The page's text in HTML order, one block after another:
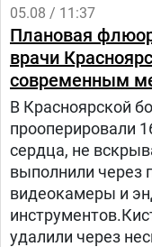
05.08 / 11:37
Плановая
врачи
современным
В Красноярской
прооперировали
сердца, не
выполнили через
видеокамеры и
удалили через